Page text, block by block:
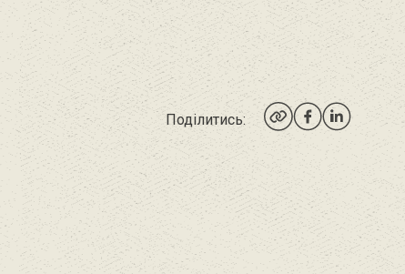
Поділитись: